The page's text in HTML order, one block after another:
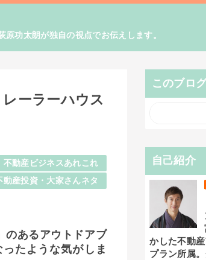
功太朗が独自の視点でお伝えします。
ーラーハウス
不動産ビジネスあれこれ
動産投資・大家さんネタ
のあるアウトドアブ
たような気がしま
このブロ
自己紹介
かした不動
プラン所属